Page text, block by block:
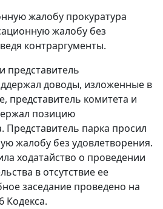
жалобу прокуратура
жалобу без
контраргументы.
представитель
доводы, изложенные в
представитель комитета и
позицию
Представитель парка просил
жалобу без удовлетворения.
ходатайство о проведении
в отсутствие ее
заседание проведено на
Кодекса.